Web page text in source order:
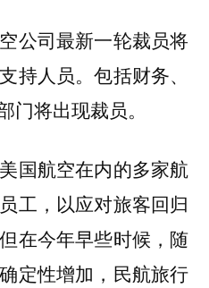
公司最新一轮裁员将
持人员。包括财务、
门将出现裁员。
国航空在内的多家航
工，以应对旅客回归
在今年早些时候，随
定性增加，民航旅行